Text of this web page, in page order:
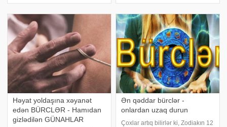
etməlidir, lakin hər bir bürcün
nümayəndələrinin mütləq qəbul
etməli olduğ
sevgilisini tez tərk etdikləri
müəyyən olub. Bu bürcləri təqdim
edirik:. Qoç
Həyat yoldaşına xəyanət
edən BÜRCLƏR - Hamıdan
gizlədilən GÜNAHLAR
Ən qəddar bürclər -
onlardan uzaq durun
Çoxlar artıq bilirlər ki, Zodiakın 12